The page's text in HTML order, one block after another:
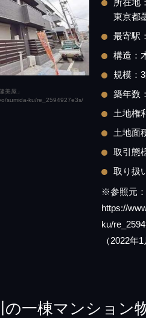
美屋」
sumida-ku/re_2594927e3s/
所在地：
東京都
最寄駅
構造：
規模：
築年数
土地権
土地面
取引態
取り扱
※参照元：
https://
ku/
（2022年
の一棟マンション